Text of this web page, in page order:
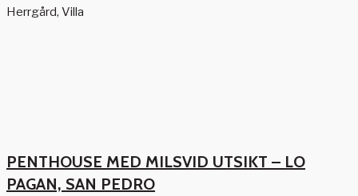
Herrgård, Villa
PENTHOUSE MED MILSVID UTSIKT – LO
PAGAN, SAN PEDRO